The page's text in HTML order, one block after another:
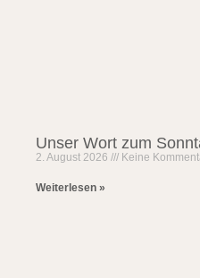
Unser Wort zum
2. August 2026 Keine
Weiterlesen »